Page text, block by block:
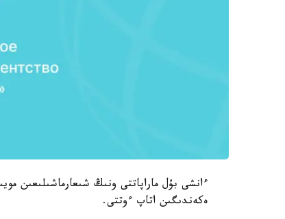
ءانشى بۇل ماراپاتتى ونىڭ شىعارماشىلىعىن
ەكەندىگىن اتاپ ءوتتى.